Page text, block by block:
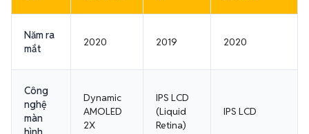
Năm ra
mắt
2020 2019 2020
Công
nghệ
màn
Dynamic
AMOLED
2X
IPS LCD
(Liquid
Retina)
IPS LCD